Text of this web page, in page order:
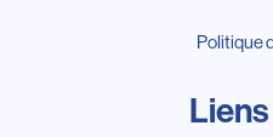
Politique